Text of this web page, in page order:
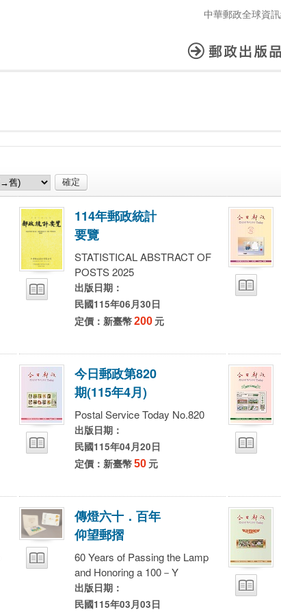
中華郵政全球資
114年郵政統計
要覽
STATISTICAL ABSTRACT OF
POSTS 2025
出版日期：
民國115年06月30日
定價：新臺幣200 元
今日郵政第820
期(115年4月)
Postal Service Today No.820
出版日期：
民國115年04月20日
定價：新臺幣50 元
傳燈六十 ． 百年
仰望郵摺
60 Years of Passing the Lamp
and Honoring a 100－Y
出版日期：
民國115年03月03日